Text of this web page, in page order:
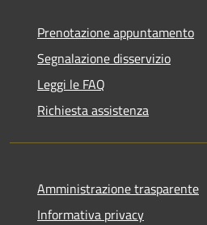
Prenotazione appuntamento
Segnalazione disservizio
Leggi le FAQ
Richiesta assistenza
Amministrazione trasparente
Informativa privacy